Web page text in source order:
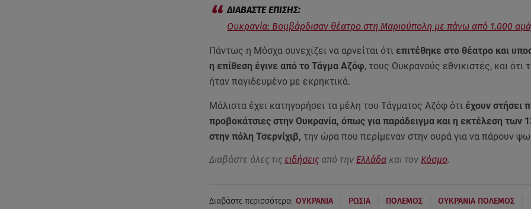
Ουκρανία: Βομβάρδισαν θέατρο στη Μαριούπολη με πάνω από 1.000
Πάντως η Μόσχα συνεχίζει να αρνείται ότι επιτέθηκε στο θέατρο και
η επίθεση έγινε από το Τάγμα Αζόφ, τους Ουκρανούς εθνικιστές, και ότι
ήταν παγιδευμένο με εκρηκτικά.
Μάλιστα έχει κατηγορήσει τα μέλη του Τάγματος Αζόφ ότιέχουν στήσει
προβοκάτσιες στην Ουκρανία, όπως για παράδειγμα και η εκτέλεση των
στην πόλη Τσερνίχιβ, την ώρα που περίμεναν στην ουρά για να πάρουν
Διαβάστε όλες τις ειδήσειςαπό την Ελλάδακαι τον Κόσμο.
Διαβάστε περισσότερα: ΟΥΚΡΑΝΙΑ ΡΩΣΙΑ ΠΟΛΕΜΟΣ ΟΥΚΡΑΝΙΑ ΠΟΛΕΜΟΣ